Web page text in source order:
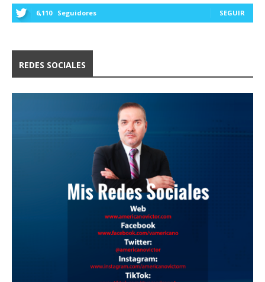
6,110 Seguidores SEGUIR
REDES SOCIALES